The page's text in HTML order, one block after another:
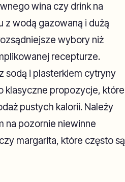
wina czy drink na
wodą gazowaną i dużą
wybory niż
recepturze.
sodą i plasterkiem cytryny
klasyczne propozycje, które
pustych kalorii. Należy
na pozornie niewinne
margarita, które często są